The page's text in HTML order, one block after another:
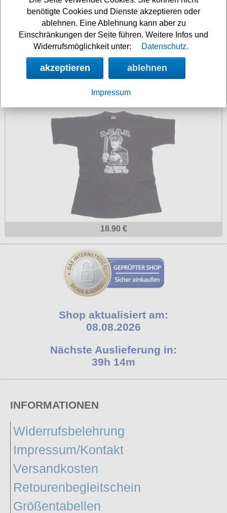
19.90 €
18.90 €
Shop aktualisiert am:
08.08.2026
Nächste Auslieferung in:
39h 14m
INFORMATIONEN
Widerrufsbelehrung
Impressum/Kontakt
Versandkosten
Retourenbegleitschein
Größentabellen
benötigte Cookies und Dienste akzeptieren oder
ablehnen. Eine Ablehnung kann aber zu
Einschränkungen der Seite führen. Weitere Infos und
Widerrufsmöglichkeit unter:
Datenschutz.
akzeptieren ablehnen
Impressum